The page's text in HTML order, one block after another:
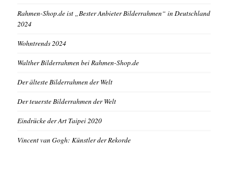
Rahmen-Shop.de ist „Bester Anbieter Bilderrahmen“ in Deutschland
2024
Wohntrends 2024
Walther Bilderrahmen bei Rahmen-Shop.de
Der älteste Bilderrahmen der Welt
Der teuerste Bilderrahmen der Welt
Eindrücke der Art Taipei 2020
Vincent van Gogh: Künstler der Rekorde